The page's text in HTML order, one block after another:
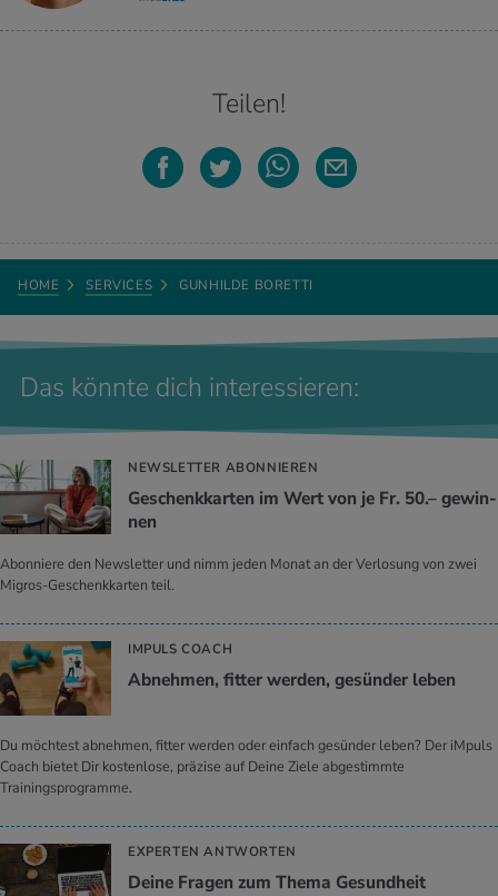
Teilen!
HOME SERVICES GUNHILDE BORETTI
Das könnte dich interessieren:
NEWSLETTER ABONNIEREN
Ge­schenk­kar­ten im Wert von je Fr. 50.– ge­win­
nen
Abonniere den Newsletter und nimm jeden Monat an der Verlosung von zwei
Migros-Geschenkkarten teil.
IMPULS COACH
Ab­neh­men, fit­ter wer­den, ge­sün­der leben
Du möchtest abnehmen, fitter werden oder einfach gesünder leben? Der iMpuls
Coach bietet Dir kostenlose, präzise auf Deine Ziele abgestimmte
Trainingsprogramme.
EXPERTEN ANTWORTEN
Deine Fra­gen zum Thema Ge­sund­heit